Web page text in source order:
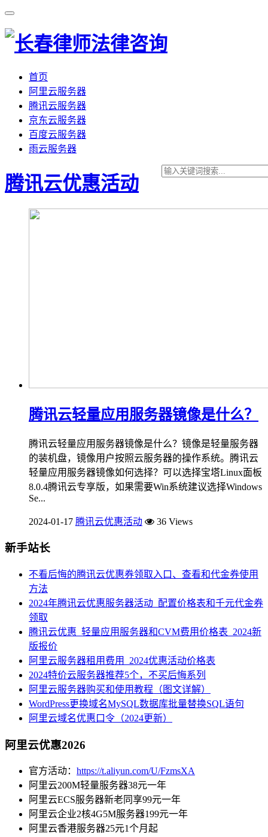
首页
阿里云服务器
腾讯云服务器
京东云服务器
百度云服务器
雨云服务器
腾讯云优惠活动
腾讯云轻量应用服务器镜像是什么？
腾讯云轻量应用服务器镜像是什么？镜像是轻量服务器
的装机盘，镜像用户按照云服务器的操作系统。腾讯云
轻量应用服务器镜像如何选择？可以选择宝塔Linux面板
8.0.4腾讯云专享版，如果需要Win系统建议选择Windows
Se...
2024-01-17 腾讯云优惠活动 36 Views
新手站长
不看后悔的腾讯云优惠券领取入口、查看和代金券使用
方法
2024年腾讯云优惠服务器活动_配置价格表和千元代金券
领取
腾讯云优惠_轻量应用服务器和CVM费用价格表_2024新
版报价
阿里云服务器租用费用_2024优惠活动价格表
2024特价云服务器推荐5个，不买后悔系列
阿里云服务器购买和使用教程（图文详解）
WordPress更换域名MySQL数据库批量替换SQL语句
阿里云域名优惠口令（2024更新）
阿里云优惠2026
官方活动： https://t.aliyun.com/U/FzmsXA
阿里云200M轻量服务器38元一年
阿里云ECS服务器新老同享99元一年
阿里云企业2核4G5M服务器199元一年
阿里云香港服务器25元1个月起